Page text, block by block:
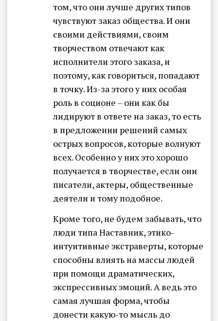
том, что они лучше других типов
чувствуют заказ общества. И они
своими действиями, своим
творчеством отвечают как
исполнители этого заказа, и
поэтому, как говориться, попадают
в точку. Из-за этого у них особая
роль в соционе – они как бы
лидируют в ответе на заказ, то есть
в предложении решений самых
острых вопросов, которые волнуют
всех. Особенно у них это хорошо
получается в творчестве, если они
писатели, актеры, общественные
деятели и тому подобное.
Кроме того, не будем забывать, что
люди типа Наставник, этико-
интуитивные экстраверты, которые
способны влиять на массы людей
при помощи драматических,
экспрессивных эмоций. А ведь это
самая лучшая форма, чтобы
донести какую-то мысль до